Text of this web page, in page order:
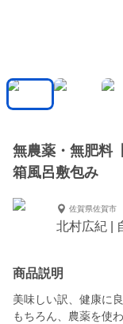
無農薬・無肥料
箱風呂敷包み
佐賀県佐賀市
北村広紀 |
商品説明
美味しい訳、健康に良
もちろん、農薬を使